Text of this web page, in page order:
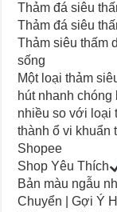
Thảm đá siêu
Thảm đá siêu
Thảm siêu thấm
sống
Một loại thảm
hút nhanh
nhiều so với loại
thành ổ vi khuẩn
Shopee
Shop Yêu Thích
Bản màu ngẫu
Chuyển | Gợi Ý